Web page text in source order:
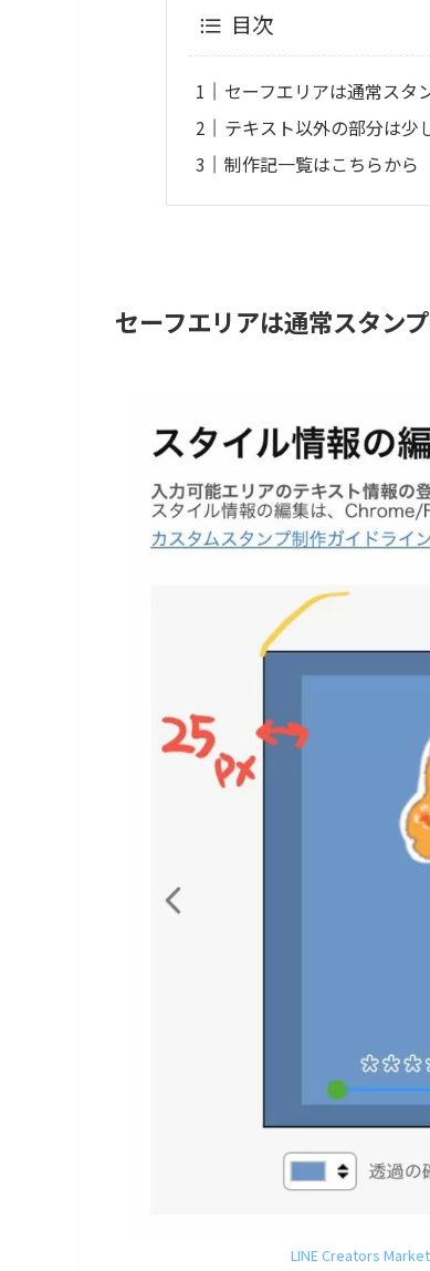
目次
セーフエリアは通常スタ
テキスト以外の部分は少
制作記一覧はこちらから
セーフエリアは通常スタン
LINE Creators Market